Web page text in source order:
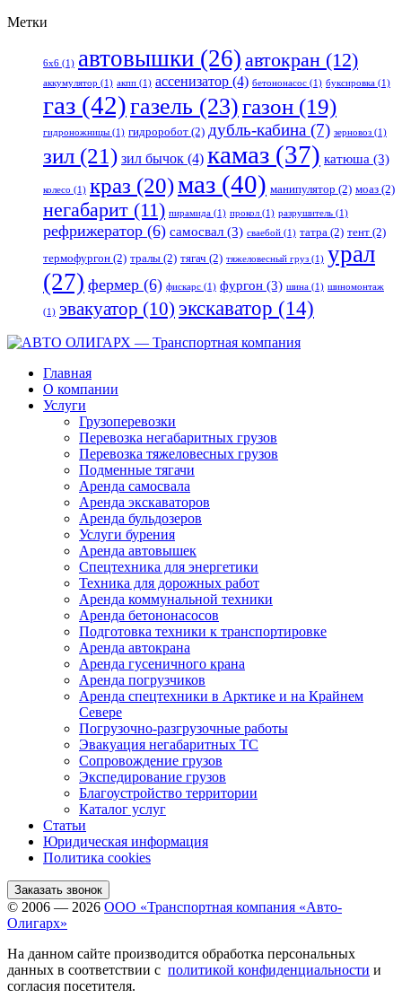
Метки
6x6 (1) автовышки (26) автокран (12)
аккумулятор (1) акпп (1) ассенизатор (4) бетононасос (1) буксировка (1)
газ (42)газель (23)газон (19)
гидроножницы (1) гидроробот (2) дубль-кабина (7) зерновоз (1)
зил (21) зил бычок (4) камаз (37) катюша (3)
колесо (1) краз (20)маз (40) манипулятор (2) моаз (2)
негабарит (11) пирамида (1) прокол (1) разрушитель (1)
рефрижератор (6) самосвал (3) сваебой (1) татра (2) тент (2)
термофургон (2) тралы (2) тягач (2) тяжеловесный груз (1) урал
(27) фермер (6) фискарс (1) фургон (3) шина (1) шиномонтаж
(1) эвакуатор (10) экскаватор (14)
Главная
О компании
Услуги
Грузоперевозки
Перевозка негабаритных грузов
Перевозка тяжеловесных грузов
Подменные тягачи
Аренда самосвала
Аренда экскаваторов
Аренда бульдозеров
Услуги бурения
Аренда автовышек
Спецтехника для энергетики
Техника для дорожных работ
Аренда коммунальной техники
Аренда бетононасосов
Подготовка техники к транспортировке
Аренда автокрана
Аренда гусеничного крана
Аренда погрузчиков
Аренда спецтехники в Арктике и на Крайнем
Севере
Погрузочно-разгрузочные работы
Эвакуация негабаритных ТС
Сопровождение грузов
Экспедирование грузов
Благоустройство территории
Каталог услуг
Статьи
Юридическая информация
Политика cookies
Заказать звонок
© 2006 — 2026 ООО «Транспортная компания «Авто-
Олигарх»
На данном сайте производится обработка персональных
данных в соответствии с политикой конфиденциальности и
согласия посетителя.